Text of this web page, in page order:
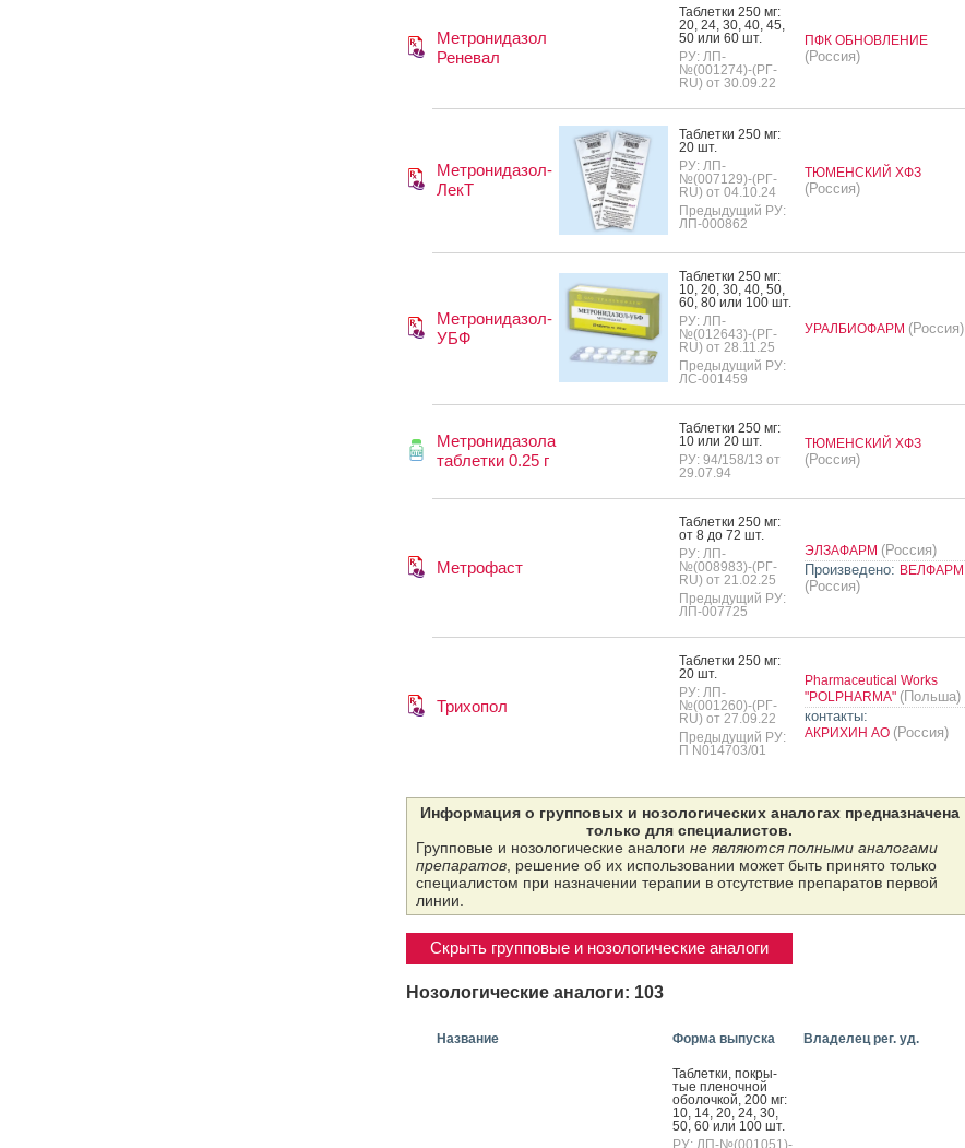
Метронидазол
Реневал
Таб­летки 250 мг:
20, 24, 30, 40, 45,
50 или 60 шт.
РУ: ЛП-
№(001274)-(РГ-
RU) от 30.09.22
ПФК ОБНОВЛЕНИЕ
(Россия)
Метронидазол-
ЛекТ
Таб­летки 250 мг:
20 шт.
РУ: ЛП-
№(007129)-(РГ-
RU) от 04.10.24
Предыдущий РУ:
ЛП-000862
ТЮМЕНСКИЙ ХФЗ
(Россия)
Метронидазол-
УБФ
Таб­летки 250 мг:
10, 20, 30, 40, 50,
60, 80 или 100 шт.
РУ: ЛП-
№(012643)-(РГ-
RU) от 28.11.25
Предыдущий РУ:
ЛС-001459
УРАЛБИОФАРМ (Россия)
Метронидазола
таблетки 0.25 г
Таб­летки 250 мг:
10 или 20 шт.
РУ: 94/158/13 от
29.07.94
ТЮМЕНСКИЙ ХФЗ
(Россия)
Метрофаст
Таб­летки 250 мг:
от 8 до 72 шт.
РУ: ЛП-
№(008983)-(РГ-
RU) от 21.02.25
Предыдущий РУ:
ЛП-007725
ЭЛЗАФАРМ (Россия)
Произведено: ВЕЛФАРМ
(Россия)
Трихопол
Таб­летки 250 мг:
20 шт.
РУ: ЛП-
№(001260)-(РГ-
RU) от 27.09.22
Предыдущий РУ:
П N014703/01
Pharmaceutical Works
"POLPHARMA" (Польша)
контакты:
АКРИХИН АО (Россия)
Информация о групповых и нозологических аналогах предназначена
только для специалистов.
Групповые и нозологические аналоги не являются полными аналогами
препаратов, решение об их использовании может быть принято только
специалистом при назначении терапии в отсутствие препаратов первой
линии.
Скрыть групповые и нозологические аналоги
Нозологические аналоги: 103
Название Форма выпуска Владелец рег. уд.
Таб­летки, пок­ры­
тые пле­ноч­ной
обо­лоч­кой, 200 мг:
10, 14, 20, 24, 30,
50, 60 или 100 шт.
РУ: ЛП-№(001051)-